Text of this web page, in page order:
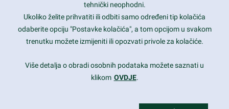
Daily: 9:00 am - 6:00 pm
Sunday: Closed
Copyright 2017FRESHFACE© All Rights Reserved
tehnički neophodni.
Ukoliko želite prihvatiti ili odbiti samo određeni tip kolačića
odaberite opciju "Postavke kolačića", a tom opcijom u svakom
trenutku možete izmijeniti ili opozvati privole za kolačiće.
Više detalja o obradi osobnih podataka možete saznati u
klikom OVDJE.